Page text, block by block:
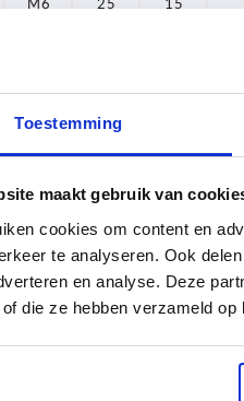
Toestemming
maakt gebruik van
cookies om content en
te analyseren. Ook
en analyse. Deze
die ze hebben verzameld
M6 25 15
25
M6 25 20
M6 25 20